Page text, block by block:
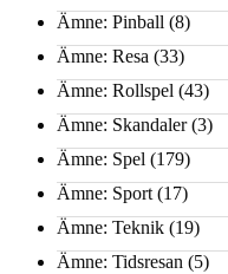
Ämne: Pinball (8)
Ämne: Resa (33)
Ämne: Rollspel (43)
Ämne: Skandaler(3)
Ämne: Spel (179)
Ämne: Sport (17)
Ämne: Teknik (19)
Ämne: Tidsresan (5)